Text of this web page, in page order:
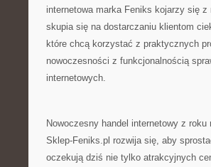
internetowa marka Feniks kojarzy się
skupia się na dostarczaniu klientom
które chcą korzystać z praktycznych
nowoczesności z funkcjonalnością
internetowych.
Nowoczesny handel internetowy z
Sklep-Feniks.pl rozwija się, aby
oczekują dziś nie tylko atrakcyjnych